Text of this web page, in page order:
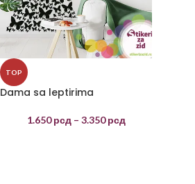
TOP
Dama sa leptirima
1.650рсд – 3.350рсд